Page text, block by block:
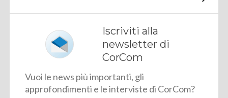
Iscriviti alla
newsletter di
CorCom
Vuoi le news più importanti, gli
approfondimenti e le interviste di CorCom?